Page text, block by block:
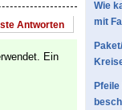
Antworten
Ein
Wie
mit